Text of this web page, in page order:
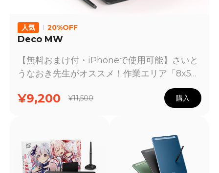
人気 20%OFF
Deco MW
【無料おまけ付・iPhoneで使用可能】さいと
うなおき先生がオススメ！作業エリア「8x5イ
ンチ」。「X3」スマートチップ搭載したペン
を採用。ペンの検知能力が10倍にアップ。思
Paint X対応機種です。在庫あり、通常1-2日
で国内倉庫から出荷予定です。
¥9,200 ¥11,500 購入